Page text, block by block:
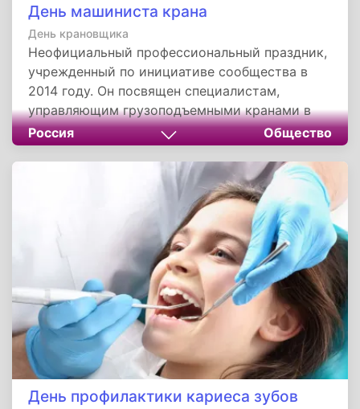
День машиниста крана
День крановщика
Неофициальный профессиональный праздник,
учрежденный по инициативе сообщества в
2014 году. Он посвящен специалистам,
управляющим грузоподъемными кранами в
строительстве, промышленности и логистике.
Дата приурочена к регистрации
профстандарта, закрепившего требования к
квалификации. Социальная роль праздника —
признание труда крановщиков, чья работа
обеспечивает функционирование ключевых
отраслей экономики страны.
Россия Общество
День профилактики кариеса зубов